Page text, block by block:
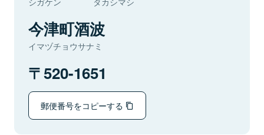
今津町酒波
イマヅチョウサナミ
520-1651
郵便番号をコピーする